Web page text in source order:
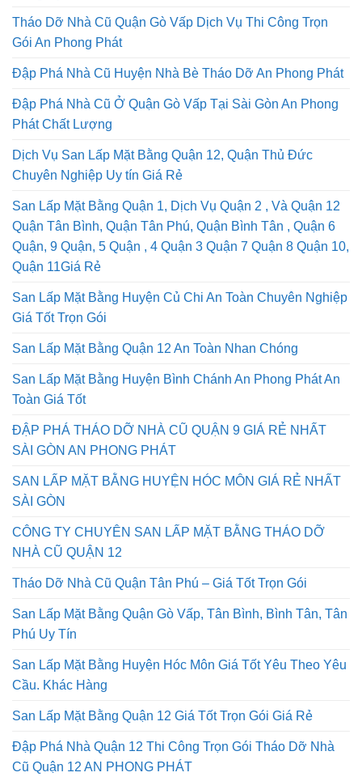
Tháo Dỡ Nhà Cũ Quận Gò Vấp Dịch Vụ Thi Công Trọn
Gói An Phong Phát
Đập Phá Nhà Cũ Huyện Nhà Bè Tháo Dỡ An Phong Phát
Đập Phá Nhà Cũ Ở Quận Gò Vấp Tại Sài Gòn An Phong
Phát Chất Lượng
Dịch Vụ San Lấp Mặt Bằng Quận 12, Quận Thủ Đức
Chuyên Nghiệp Uy tín Giá Rẻ
San Lấp Mặt Bằng Quận 1, Dịch Vụ Quận 2 , Và Quận 12
Quận Tân Bình, Quận Tân Phú, Quận Bình Tân , Quận 6
Quận, 9 Quận, 5 Quận , 4 Quận 3 Quận 7 Quận 8 Quận 10,
Quận 11Giá Rẻ
San Lấp Mặt Bằng Huyện Củ Chi An Toàn Chuyên Nghiệp
Giá Tốt Trọn Gói
San Lấp Mặt Bằng Quận 12 An Toàn Nhan Chóng
San Lấp Mặt Bằng Huyện Bình Chánh An Phong Phát An
Toàn Giá Tốt
ĐẬP PHÁ THÁO DỠ NHÀ CŨ QUẬN 9 GIÁ RẺ NHẤT
SÀI GÒN AN PHONG PHÁT
SAN LẤP MẶT BẰNG HUYỆN HÓC MÔN GIÁ RẺ NHẤT
SÀI GÒN
CÔNG TY CHUYÊN SAN LẤP MẶT BẰNG THÁO DỠ
NHÀ CŨ QUẬN 12
Tháo Dỡ Nhà Cũ Quận Tân Phú – Giá Tốt Trọn Gói
San Lấp Mặt Bằng Quận Gò Vấp, Tân Bình, Bình Tân, Tân
Phú Uy Tín
San Lấp Mặt Bằng Huyện Hóc Môn Giá Tốt Yêu Theo Yêu
Cầu. Khác Hàng
San Lấp Mặt Bằng Quận 12 Giá Tốt Trọn Gói Giá Rẻ
Đập Phá Nhà Quận 12 Thi Công Trọn Gói Tháo Dỡ Nhà
Cũ Quận 12 AN PHONG PHÁT